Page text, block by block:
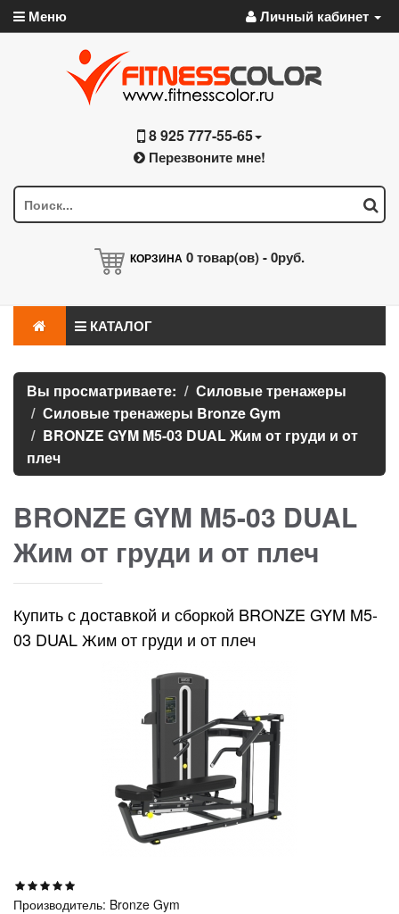
Меню Личный кабинет
8 925 777-55-65
Перезвоните мне!
КОРЗИНА 0товар(ов) -0руб.
КАТАЛОГ
Вы просматриваете:
Силовые тренажеры
Силовые тренажеры Bronze Gym
BRONZE GYM M5-03 DUAL Жим от груди и от
плеч
BRONZE GYM M5-03 DUAL
Жим от груди и от плеч
Купить с доставкой и сборкой BRONZE GYM M5-
03 DUAL Жим от груди и от плеч
Производитель: Bronze Gym